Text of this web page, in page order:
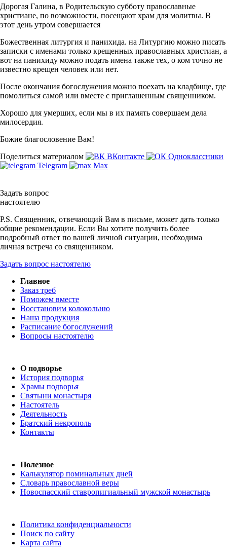
Дорогая Галина, в Родительскую субботу православные
христиане, по возможности, посещают храм для молитвы. В
этот день утром совершается
Божественная литургия и панихида. на Литургию можно писать
записки с именами только крещенных православных христиан, а
вот на панихиду можно подать имена также тех, о ком точно не
известно крещен человек или нет.
После окончания богослужения можно поехать на кладбище, где
помолиться самой или вместе с приглашенным священником.
Хорошо для умерших, если мы в их память совершаем дела
милосердия.
Божие благословение Вам!
Поделиться материалом
ВКонтакте
Одноклассники
Telegram
Max
Задать вопрос
настоятелю
P.S. Священник, отвечающий Вам в письме, может дать только
общие рекомендации. Если Вы хотите получить более
подробный ответ по вашей личной ситуации, необходима
личная встреча со священником.
Задать вопрос настоятелю
Главное
Заказ треб
Поможем вместе
Восстановим колокольню
Наша продукция
Расписание богослужений
Вопросы настоятелю
О подворье
История подворья
Храмы подворья
Святыни монастыря
Настоятель
Деятельность
Братский некрополь
Контакты
Полезное
Калькулятор поминальных дней
Словарь православной веры
Новоспасский ставропигиальный мужской монастырь
Политика конфиденциальности
Поиск по сайту
Карта сайта